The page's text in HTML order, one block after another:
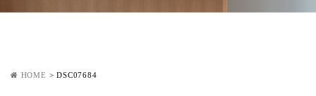
HOME >DSC07684